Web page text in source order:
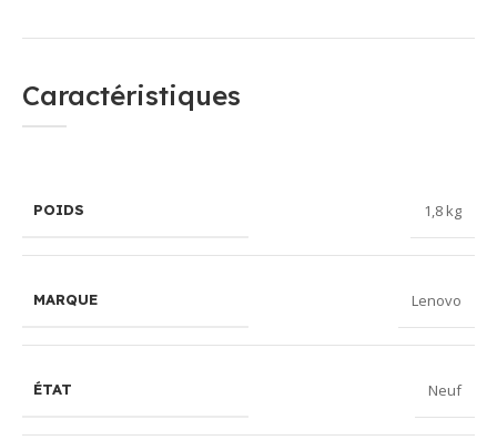
Caractéristiques
POIDS 1,8 kg
MARQUE Lenovo
ÉTAT Neuf